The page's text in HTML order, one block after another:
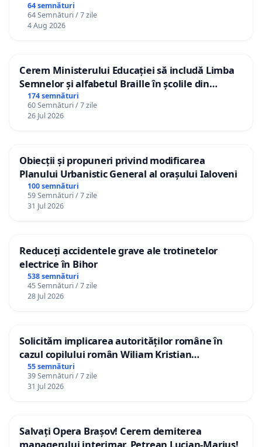
64 semnături
64 Semnături / 7 zile
4 Aug 2026
Cerem Ministerului Educației să includă Limba
Semnelor și alfabetul Braille în școlile din
Republica Moldova!
174 semnături
60 Semnături / 7 zile
26 Jul 2026
Obiecții și propuneri privind modificarea
Planului Urbanistic General al orașului Ialoveni
100 semnături
59 Semnături / 7 zile
31 Jul 2026
Reduceți accidentele grave ale trotinetelor
electrice în Bihor
538 semnături
45 Semnături / 7 zile
28 Jul 2026
Solicităm implicarea autorităților române în
cazul copilului român Wiliam Kristian
Gheorghe, aflat în plasament în Danemarca de
12 ani
55 semnături
39 Semnături / 7 zile
31 Jul 2026
Salvați Opera Brașov! Cerem demiterea
managerului interimar, Petrean Lucian-Marius!